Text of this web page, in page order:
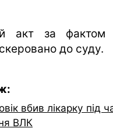
акт за фактом
до суду.
вбив лікарку під
ВЛК